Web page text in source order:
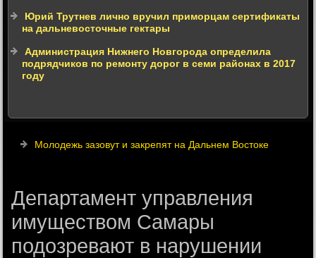
Юрий Трутнев лично вручил приморцам сертификаты
на дальневосточные гектары
Администрация Нижнего Новгорода определила
подрядчиков по ремонту дорог в семи районах в 2017
году
Молодежь зазовут и закрепят на Дальнем Востоке
Департамент управления
имуществом Самары
подозревают в нарушении